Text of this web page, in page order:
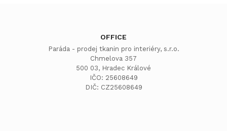
OFFICE
Paráda - prodej tkanin pro interiéry, s.r.o.
Chmelova 357
500 03, Hradec Králové
IČO: 25608649
DIČ: CZ25608649